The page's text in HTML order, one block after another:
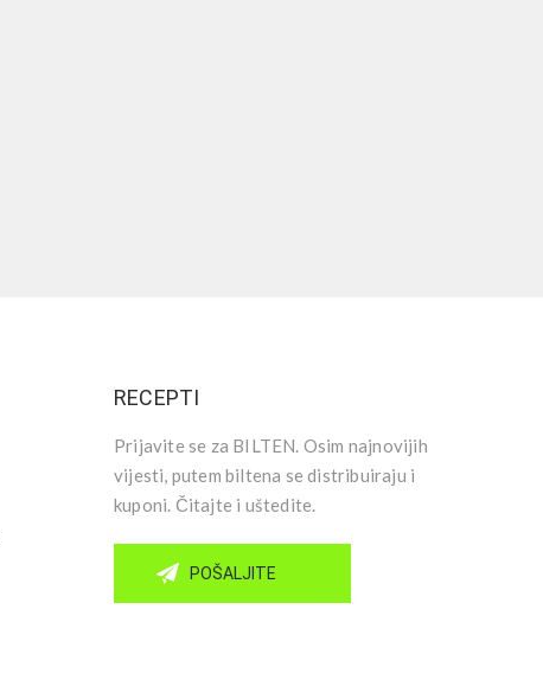
RECEPTI
Prijavite se za BILTEN. Osim najnovijih
vijesti, putem biltena se distribuiraju i
kuponi. Čitajte i uštedite.
POŠALJITE